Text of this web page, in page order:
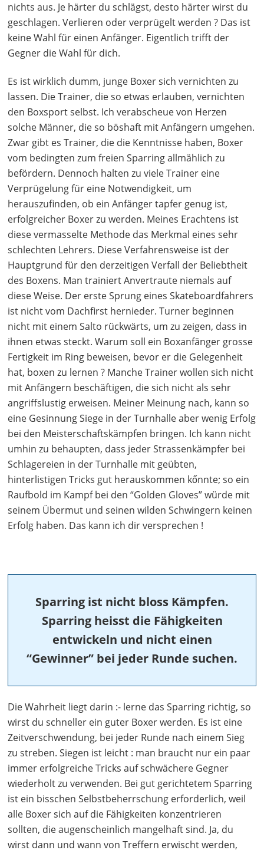
nichts aus. Je härter du schlägst, desto härter wirst du
geschlagen. Verlieren oder verprügelt werden ? Das ist
keine Wahl für einen Anfänger. Eigentlich trifft der
Gegner die Wahl für dich.
Es ist wirklich dumm, junge Boxer sich vernichten zu
lassen. Die Trainer, die so etwas erlauben, vernichten
den Boxsport selbst. Ich verabscheue von Herzen
solche Männer, die so böshaft mit Anfängern umgehen.
Zwar gibt es Trainer, die die Kenntnisse haben, Boxer
vom bedingten zum freien Sparring allmählich zu
befördern. Dennoch halten zu viele Trainer eine
Verprügelung für eine Notwendigkeit, um
herauszufinden, ob ein Anfänger tapfer genug ist,
erfolgreicher Boxer zu werden. Meines Erachtens ist
diese vermasselte Methode das Merkmal eines sehr
schlechten Lehrers. Diese Verfahrensweise ist der
Hauptgrund für den derzeitigen Verfall der Beliebtheit
des Boxens. Man trainiert Anvertraute niemals auf
diese Weise. Der erste Sprung eines Skateboardfahrers
ist nicht vom Dachfirst hernieder. Turner beginnen
nicht mit einem Salto rückwärts, um zu zeigen, dass in
ihnen etwas steckt. Warum soll ein Boxanfänger grosse
Fertigkeit im Ring beweisen, bevor er die Gelegenheit
hat, boxen zu lernen ? Manche Trainer wollen sich nicht
mit Anfängern beschäftigen, die sich nicht als sehr
angriffslustig erweisen. Meiner Meinung nach, kann so
eine Gesinnung Siege in der Turnhalle aber wenig Erfolg
bei den Meisterschaftskämpfen bringen. Ich kann nicht
umhin zu behaupten, dass jeder Strassenkämpfer bei
Schlagereien in der Turnhalle mit geübten,
hinterlistigen Tricks gut herauskommen kőnnte; so ein
Raufbold im Kampf bei den “Golden Gloves” würde mit
seinem Übermut und seinen wilden Schwingern keinen
Erfolg haben. Das kann ich dir versprechen !
Sparring ist nicht bloss Kämpfen.
Sparring heisst die Fähigkeiten
entwickeln und nicht einen
“Gewinner” bei jeder Runde suchen.
Die Wahrheit liegt darin :- lerne das Sparring richtig, so
wirst du schneller ein guter Boxer werden. Es ist eine
Zeitverschwendung, bei jeder Runde nach einem Sieg
zu streben. Siegen ist leicht : man braucht nur ein paar
immer erfolgreiche Tricks auf schwächere Gegner
wiederholt zu verwenden. Bei gut gerichtetem Sparring
ist ein bisschen Selbstbeherrschung erforderlich, weil
alle Boxer sich auf die Fähigkeiten konzentrieren
sollten, die augenscheinlich mangelhaft sind. Ja, du
wirst dann und wann von Treffern erwischt werden,